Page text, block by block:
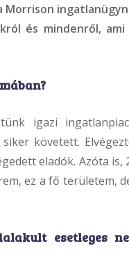
Morrison
és mindenről,
igazi
követett.
eladók. Azóta is,
ez a fő területem,
esetleges